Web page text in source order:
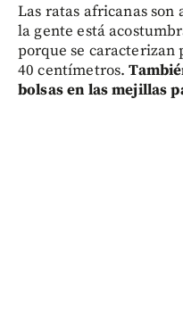
Las ratas africanas son
la gente está
porque se caracterizan
40 centímetros.
bolsas en las mejillas